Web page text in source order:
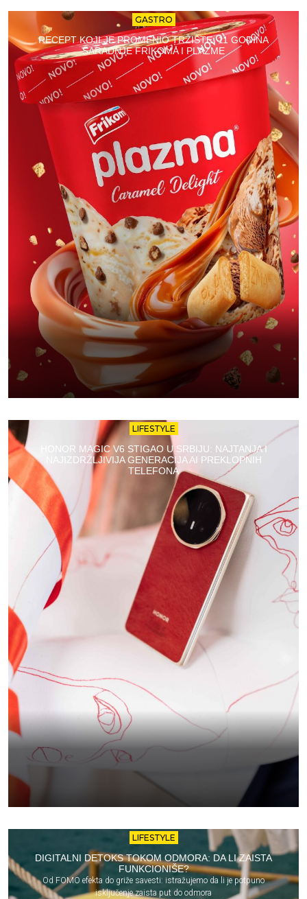
GASTRO
RECEPT KOJI JE PROMENIO TRŽIŠTE: 11 GODINA
SARADNJE FRIKOMA I PLAZME
LIFESTYLE
HONOR MAGIC V6 STIGAO U SRBIJU: NAJTANJA I
NAJIZDRŽLJIVIJA GENERACIJA AI PREKLOPNIH
TELEFONA
LIFESTYLE
DIGITALNI DETOKS TOKOM ODMORA: DA LI ZAISTA
FUNKCIONIŠE?
Od FOMO efekta do griže savesti: istražujemo da li je potpuno
isključenje zaista put do odmora